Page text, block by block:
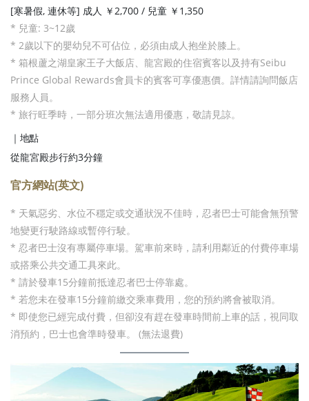
[寒暑假, 連休等] 成人 ￥2,700 / 兒童 ￥1,350
* 兒童: 3~12歲
* 2歲以下的嬰幼兒不可佔位，必須由成人抱坐於膝上。
* 箱根蘆之湖皇家王子大飯店、龍宮殿的住宿賓客以及持有Seibu
Prince Global Rewards會員卡的賓客可享優惠價。詳情請詢問飯店
服務人員。
* 旅行旺季時，一部分班次無法適用優惠，敬請見諒。
｜地點
從龍宮殿步行約3分鐘
官方網站(英文)
* 天氣惡劣、水位不穩定或交通狀況不佳時，忍者巴士可能會無預警
地變更行駛路線或暫停行駛。
* 忍者巴士沒有專屬停車場。駕車前來時，請利用鄰近的付費停車場
或搭乘公共交通工具來此。
* 請於發車15分鐘前抵達忍者巴士停靠處。
* 若您未在發車15分鐘前繳交乘車費用，您的預約將會被取消。
* 即使您已經完成付費，但卻沒有趕在發車時間前上車的話，視同取
消預約，巴士也會準時發車。 (無法退費)